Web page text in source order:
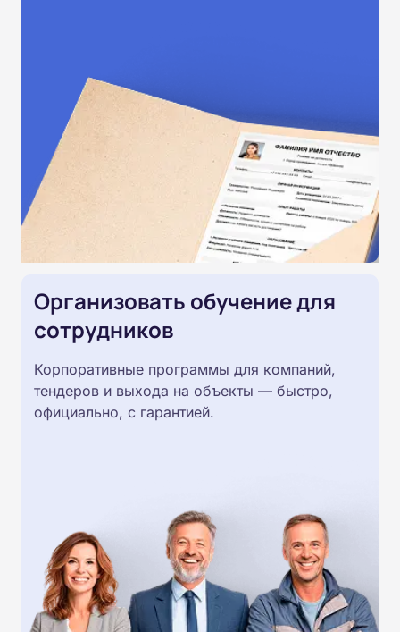
Организовать обучение для
сотрудников
Корпоративные программы для компаний,
тендеров и выхода на объекты — быстро,
официально, с гарантией.